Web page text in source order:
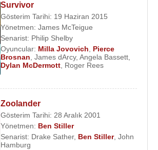
Survivor
Gösterim Tarihi: 19 Haziran 2015
Yönetmen: James McTeigue
Senarist: Philip Shelby
Oyuncular: Milla Jovovich
Pierce
Brosnan James dArcy, Angela Bassett
Dylan McDermott Roger Rees
Zoolander
Gösterim Tarihi: 28 Aralık 2001
Yönetmen: Ben Stiller
Senarist: Drake Sather, Ben Stiller, John
Hamburg